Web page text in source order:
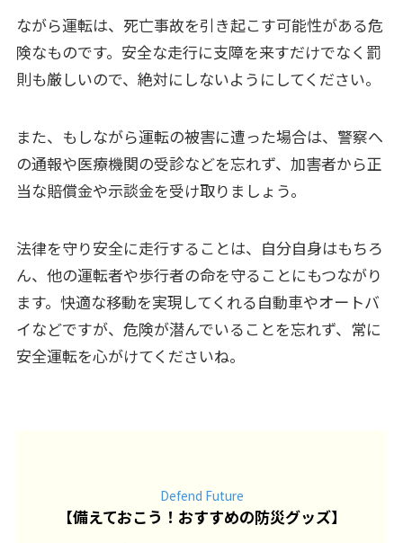
ながら運転は、死亡事故を引き起こす可能性がある危
険なものです。安全な走行に支障を来すだけでなく罰
則も厳しいので、絶対にしないようにしてください。
また、もしながら運転の被害に遭った場合は、警察へ
の通報や医療機関の受診などを忘れず、加害者から正
当な賠償金や示談金を受け取りましょう。
法律を守り安全に走行することは、自分自身はもちろ
ん、他の運転者や歩行者の命を守ることにもつながり
ます。快適な移動を実現してくれる自動車やオートバ
イなどですが、危険が潜んでいることを忘れず、常に
安全運転を心がけてくださいね。
Defend Future
【備えておこう！おすすめの防災グッズ】